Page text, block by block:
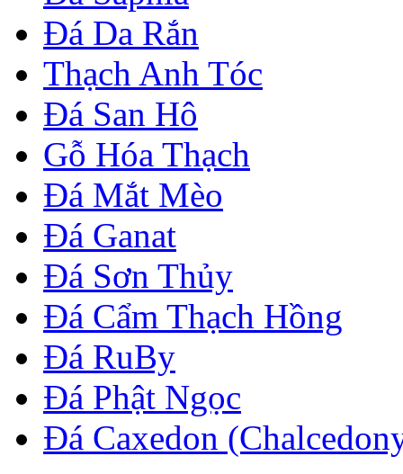
Đá Da Rắn
Thạch Anh Tóc
Đá San Hô
Gỗ Hóa Thạch
Đá Mắt Mèo
Đá Ganat
Đá Sơn Thủy
Đá Cẩm Thạch Hồng
Đá RuBy
Đá Phật Ngọc
Đá Caxedon